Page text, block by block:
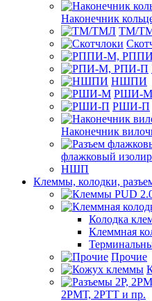
Наконечник
ТМ/
НШПИ
РШИ-М
РШИ-П
Наконечник
флажковый
НШП
Клеммы, колодки,
Колодка
Клеммная
Прочие
2РМТ, 2РТТ и пр.